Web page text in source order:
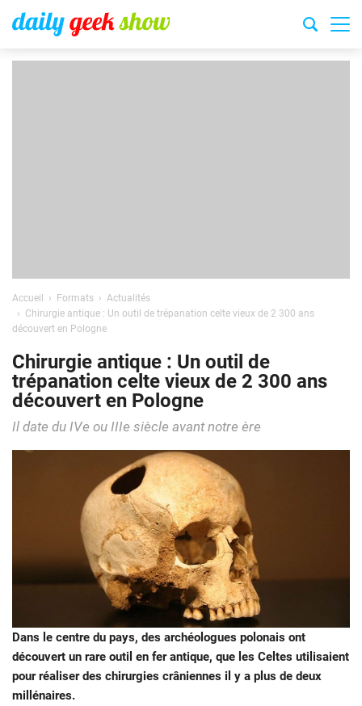
Accueil Formats
Actualités
Chirurgie antique : Un outil de trépanation celte vieux de 2 300 ans
découvert en Pologne
Chirurgie antique : Un outil de
trépanation celte vieux de 2 300 ans
découvert en Pologne
Il date du IVe ou IIIe siècle avant notre ère
Dans le centre du pays, des archéologues polonais ont
découvert un rare outil en fer antique, que les Celtes utilisaient
pour réaliser des chirurgies crâniennes il y a plus de deux
millénaires.